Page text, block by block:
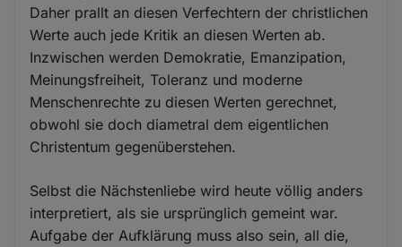
Daher prallt an diesen Verfechtern der christlichen
Werte auch jede Kritik an diesen Werten ab.
Inzwischen werden Demokratie, Emanzipation,
Meinungsfreiheit, Toleranz und moderne
Menschenrechte zu diesen Werten gerechnet,
obwohl sie doch diametral dem eigentlichen
Christentum gegenüberstehen.
Selbst die Nächstenliebe wird heute völlig anders
interpretiert, als sie ursprünglich gemeint war.
Aufgabe der Aufklärung muss also sein, all die,